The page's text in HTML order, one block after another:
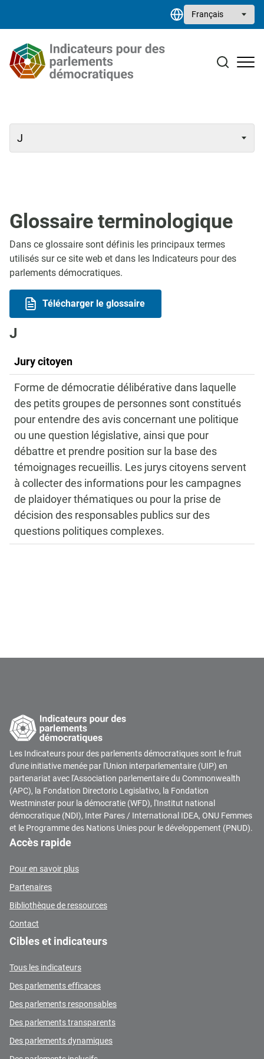
Select your language
Bibliothèque de ressources
Contact
Glossaire terminologique
Dans ce glossaire sont définis les principaux termes
utilisés sur ce site web et dans les Indicateurs pour des
parlements démocratiques.
Télécharger le glossaire
J
Jury citoyen
Forme de démocratie délibérative dans laquelle
des petits groupes de personnes sont constitués
pour entendre des avis concernant une politique
ou une question législative, ainsi que pour
débattre et prendre position sur la base des
témoignages recueillis. Les jurys citoyens servent
à collecter des informations pour les campagnes
de plaidoyer thématiques ou pour la prise de
décision des responsables publics sur des
questions politiques complexes.
Les Indicateurs pour des parlements démocratiques sont le fruit
d'une initiative menée par l'Union interparlementaire (UIP) en
partenariat avec l'Association parlementaire du Commonwealth
(APC), la Fondation Directorio Legislativo, la Fondation
Westminster pour la démocratie (WFD), l'Institut national
démocratique (NDI), Inter Pares / International IDEA, ONU Femmes
et le Programme des Nations Unies pour le développement (PNUD).
Accès rapide
Pour en savoir plus
Partenaires
Bibliothèque de ressources
Contact
Cibles et indicateurs
Tous les indicateurs
Des parlements efficaces
Des parlements responsables
Des parlements transparents
Des parlements dynamiques